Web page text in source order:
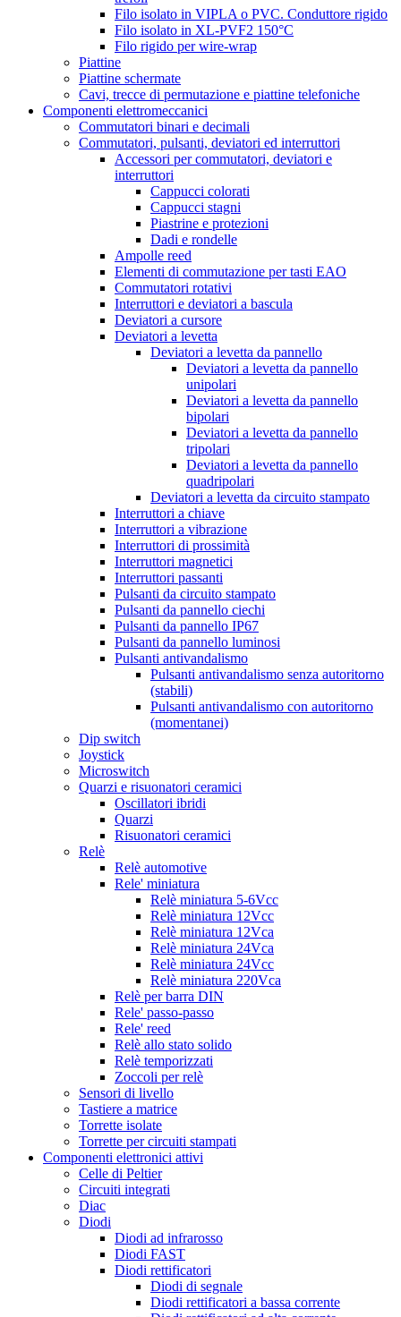
Filo isolato in VIPLA o PVC. Conduttore rigido
Filo isolato in XL-PVF2 150°C
Filo rigido per wire-wrap
Piattine
Piattine schermate
Cavi, trecce di permutazione e piattine telefoniche
Componenti elettromeccanici
Commutatori binari e decimali
Commutatori, pulsanti, deviatori ed interruttori
Accessori per commutatori, deviatori e
interruttori
Cappucci colorati
Cappucci stagni
Piastrine e protezioni
Dadi e rondelle
Ampolle reed
Elementi di commutazione per tasti EAO
Commutatori rotativi
Interruttori e deviatori a bascula
Deviatori a cursore
Deviatori a levetta
Deviatori a levetta da pannello
Deviatori a levetta da pannello
unipolari
Deviatori a levetta da pannello
bipolari
Deviatori a levetta da pannello
tripolari
Deviatori a levetta da pannello
quadripolari
Deviatori a levetta da circuito stampato
Interruttori a chiave
Interruttori a vibrazione
Interruttori di prossimità
Interruttori magnetici
Interruttori passanti
Pulsanti da circuito stampato
Pulsanti da pannello ciechi
Pulsanti da pannello IP67
Pulsanti da pannello luminosi
Pulsanti antivandalismo
Pulsanti antivandalismo senza autoritorno
(stabili)
Pulsanti antivandalismo con autoritorno
(momentanei)
Dip switch
Joystick
Microswitch
Quarzi e risuonatori ceramici
Oscillatori ibridi
Quarzi
Risuonatori ceramici
Relè
Relè automotive
Rele' miniatura
Relè miniatura 5-6Vcc
Relè miniatura 12Vcc
Relè miniatura 12Vca
Relè miniatura 24Vca
Relè miniatura 24Vcc
Relè miniatura 220Vca
Relè per barra DIN
Rele' passo-passo
Rele' reed
Relè allo stato solido
Relè temporizzati
Zoccoli per relè
Sensori di livello
Tastiere a matrice
Torrette isolate
Torrette per circuiti stampati
Componenti elettronici attivi
Celle di Peltier
Circuiti integrati
Diac
Diodi
Diodi ad infrarosso
Diodi FAST
Diodi rettificatori
Diodi di segnale
Diodi rettificatori a bassa corrente